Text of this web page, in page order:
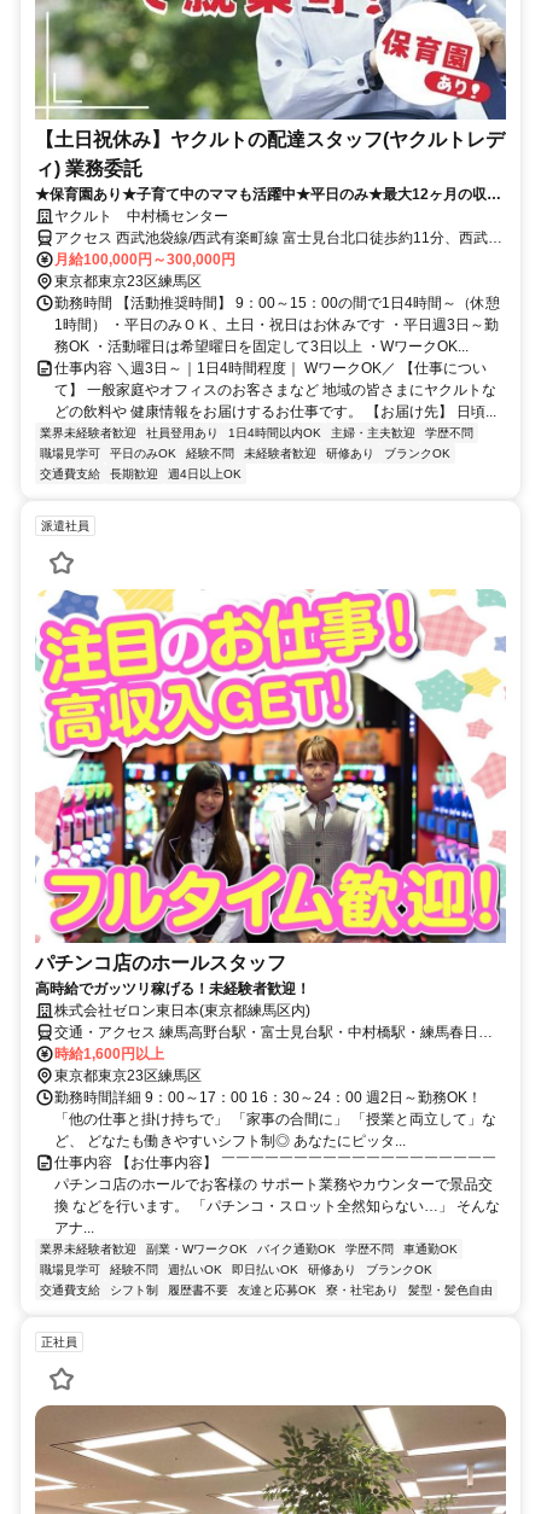
【土日祝休み】ヤクルトの配達スタッフ(ヤクルトレデ
ィ) 業務委託
★保育園あり★子育て中のママも活躍中★平日のみ★最大12ヶ月の収入
補償あり
ヤクルト 中村橋センター
アクセス 西武池袋線/西武有楽町線 富士見台北口徒歩約11分、西武池
袋線/西武有楽町線 中村橋徒歩約12分、都営大江戸線 練馬春日町A1口
徒歩約19分
月給100,000円～300,000円
東京都東京23区練馬区
勤務時間 【活動推奨時間】 9：00～15：00の間で1日4時間～（休憩
1時間） ・平日のみＯＫ、土日・祝日はお休みです ・平日週3日～勤
務OK ・活動曜日は希望曜日を固定して3日以上 ・WワークOK...
仕事内容 ＼週3日～｜1日4時間程度｜ WワークOK／ 【仕事につい
て】 一般家庭やオフィスのお客さまなど 地域の皆さまにヤクルトな
どの飲料や 健康情報をお届けするお仕事です。 【お届け先】 日頃...
業界未経験者歓迎 社員登用あり 1日4時間以内OK 主婦・主夫歓迎
学歴不問
職場見学可
平日のみOK 経験不問 未経験者歓迎 研修あり
ブランクOK
交通費支給
長期歓迎 週4日以上OK
派遣社員
パチンコ店のホールスタッフ
高時給でガッツリ稼げる！未経験者歓迎！
株式会社ゼロン東日本(東京都練馬区内)
交通・アクセス 練馬高野台駅・富士見台駅・中村橋駅・練馬春日町
駅
時給1,600円以上
東京都東京23区練馬区
勤務時間詳細 9：00～17：00 16：30～24：00 週2日～勤務OK！
「他の仕事と掛け持ちで」 「家事の合間に」 「授業と両立して」な
ど、 どなたも働きやすいシフト制◎ あなたにピッタ...
仕事内容 【お仕事内容】 ￣￣￣￣￣￣￣￣￣￣￣￣￣￣￣￣￣￣￣
パチンコ店のホールでお客様の サポート業務やカウンターで景品交
換 などを行います。 「パチンコ・スロット全然知らない…」 そんな
アナ...
業界未経験者歓迎 副業・WワークOK バイク通勤OK 学歴不問
車通勤OK
職場見学可
経験不問 週払いOK 即日払いOK 研修あり
ブランクOK
交通費支給
シフト制 履歴書不要 友達と応募OK 寮・社宅あり 髪型・髪色自由
正社員